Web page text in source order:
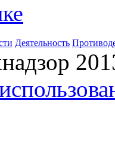
Деятельность